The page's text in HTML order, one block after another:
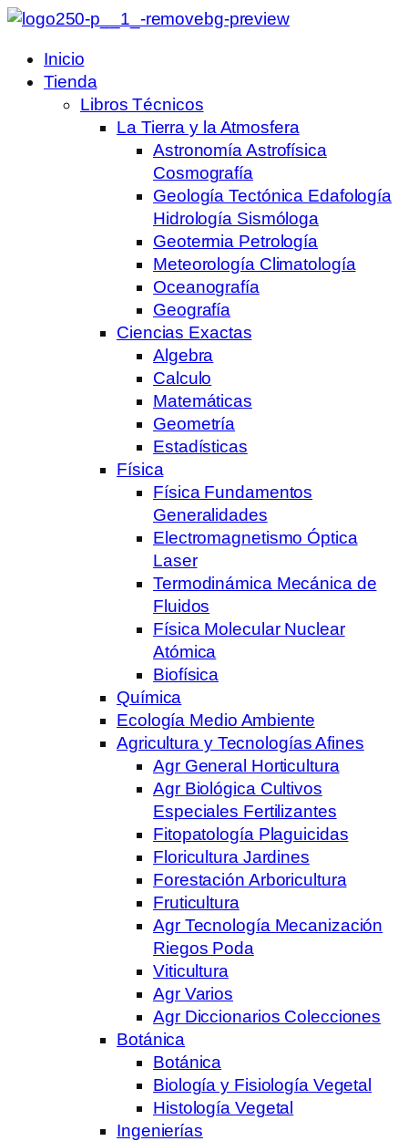
Inicio
Tienda
Libros Técnicos
La Tierra y la Atmosfera
Astronomía Astrofísica
Cosmografía
Geología Tectónica Edafología
Hidrología Sismóloga
Geotermia Petrología
Meteorología Climatología
Oceanografía
Geografía
Ciencias Exactas
Algebra
Calculo
Matemáticas
Geometría
Estadísticas
Física
Física Fundamentos
Generalidades
Electromagnetismo Óptica
Laser
Termodinámica Mecánica de
Fluidos
Física Molecular Nuclear
Atómica
Biofísica
Química
Ecología Medio Ambiente
Agricultura y Tecnologías Afines
Agr General Horticultura
Agr Biológica Cultivos
Especiales Fertilizantes
Fitopatología Plaguicidas
Floricultura Jardines
Forestación Arboricultura
Fruticultura
Agr Tecnología Mecanización
Riegos Poda
Viticultura
Agr Varios
Agr Diccionarios Colecciones
Botánica
Botánica
Biología y Fisiología Vegetal
Histología Vegetal
Ingenierías